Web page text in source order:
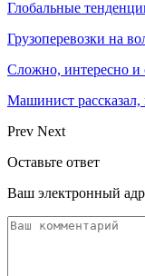
Глобальные
Грузоперевозки на
Сложно, интересно и
Машинист рассказал,
Prev Next
Оставьте ответ
Ваш электронный